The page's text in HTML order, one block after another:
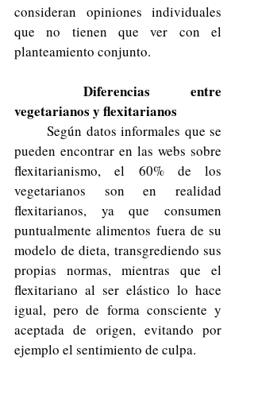
consideran opiniones individuales
que no tienen que ver con el
planteamiento conjunto.
Diferencias entre
vegetarianos y flexitarianos
	Según datos informales que se
pueden encontrar en las webs sobre
flexitarianismo, el 60% de los
vegetarianos son en realidad
flexitarianos, ya que consumen
puntualmente alimentos fuera de su
modelo de dieta, transgrediendo sus
propias normas, mientras que el
flexitariano al ser elástico lo hace
igual, pero de forma consciente y
aceptada de origen, evitando por
ejemplo el sentimiento de culpa.